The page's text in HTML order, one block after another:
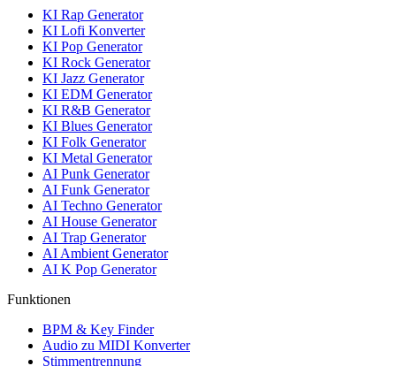
KI Rap Generator
KI Lofi Konverter
KI Pop Generator
KI Rock Generator
KI Jazz Generator
KI EDM Generator
KI R&B Generator
KI Blues Generator
KI Folk Generator
KI Metal Generator
AI Punk Generator
AI Funk Generator
AI Techno Generator
AI House Generator
AI Trap Generator
AI Ambient Generator
AI K Pop Generator
Funktionen
BPM & Key Finder
Audio zu MIDI Konverter
Stimmentrennung